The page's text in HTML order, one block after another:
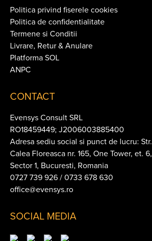
Politica privind fiserele cookies
Politica de confidentialitate
Termene si Conditii
Livrare, Retur & Anulare
Platforma SOL
ANPC
CONTACT
Evensys Consult SRL
RO18459449; J2006003885400
Adresa sediu social si punct de lucru: Str.
Calea Floreasca nr. 165, One Tower, et. 6,
Sector 1, Bucuresti, Romania
0727 739 926 / 0733 678 630
office@evensys.ro
SOCIAL MEDIA